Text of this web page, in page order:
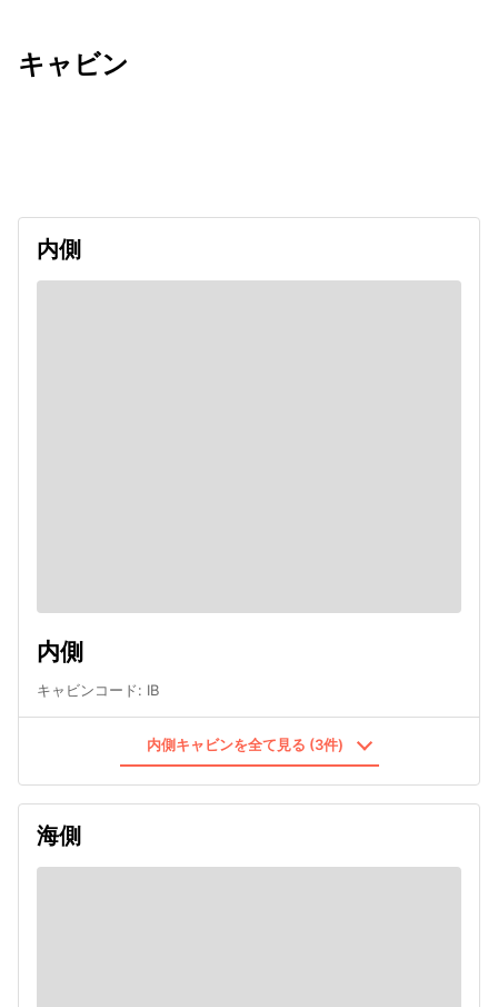
キャビン
内側
内側
キャビンコード: IB
内側キャビンを全て見る (3件)
海側